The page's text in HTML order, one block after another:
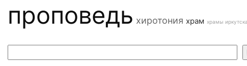
проповедь хиротония храм храмы иркутска